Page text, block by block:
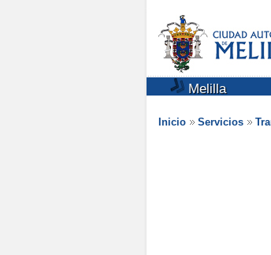
Melilla
Inicio Servicios